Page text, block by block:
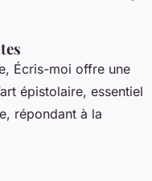
Écris-moi offre une
épistolaire, essentiel
répondant à la